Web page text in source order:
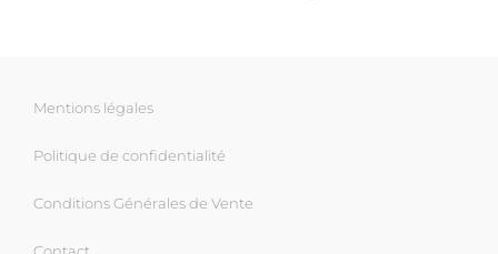
Mentions légales
Politique de confidentialité
Conditions Générales de Vente